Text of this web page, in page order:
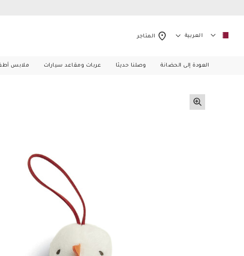
العربية المتاجر
العودة إلى الحضانة وصلنا حديثا عربات ومقاعد سيارات ملابس